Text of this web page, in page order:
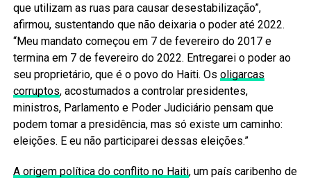
que utilizam as ruas para causar desestabilização”,
afirmou, sustentando que não deixaria o poder até 2022.
“Meu mandato começou em 7 de fevereiro do 2017 e
termina em 7 de fevereiro do 2022. Entregarei o poder ao
seu proprietário, que é o povo do Haiti. Os oligarcas
corruptos, acostumados a controlar presidentes,
ministros, Parlamento e Poder Judiciário pensam que
podem tomar a presidência, mas só existe um caminho:
eleições. E eu não participarei dessas eleições.”
A origem política do conflito no Haiti, um país caribenho de